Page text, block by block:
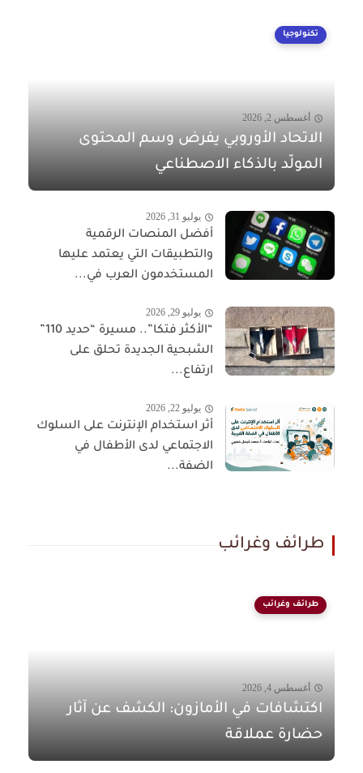
تكنولوجيا
أغسطس 2, 2026
الاتحاد الأوروبي يفرض وسم المحتوى
المولّد بالذكاء الاصطناعي
يوليو 31, 2026
أفضل المنصات الرقمية
والتطبيقات التي يعتمد عليها
المستخدمون العرب في...
يوليو 29, 2026
“الأكثر فتكا”.. مسيرة “حديد 110”
الشبحية الجديدة تحلق على
ارتفاع...
يوليو 22, 2026
أثر استخدام الإنترنت على السلوك
الاجتماعي لدى الأطفال في
الضفة...
طرائف وغرائب
طرائف وغرائب
أغسطس 4, 2026
اكتشافات في الأمازون: الكشف عن آثار
حضارة عملاقة